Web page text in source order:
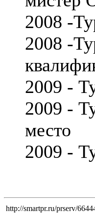
2008 -
2008 -
2009 -
2009 -
место
2009 -
http://smartpr.ru/prserv/